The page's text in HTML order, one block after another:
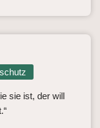
sie ist, der will